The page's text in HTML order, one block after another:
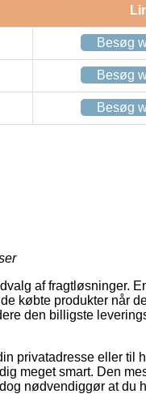
Besøg
Besøg
Besøg
af fragtløsninger.
købte produkter når
den billigste
privatadresse eller til
meget smart. Den
nødvendiggør at